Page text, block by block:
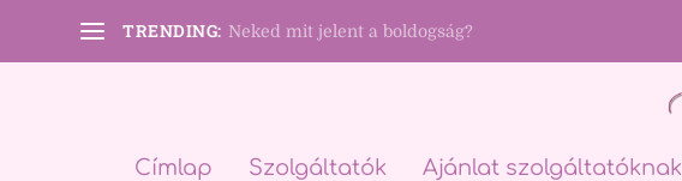
TRENDING: Neked mit jelent a boldogság?
Címlap Szolgáltatók Ajánlat szolgáltatóknak